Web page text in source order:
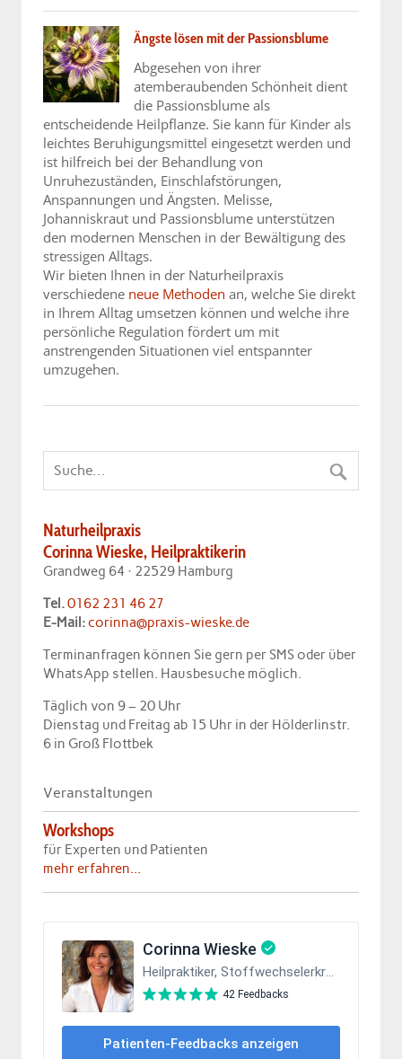
Ängste lösen mit der Passionsblume
Abgesehen von ihrer
atemberaubenden Schönheit dient
die Passionsblume als
entscheidende Heilpflanze. Sie kann für Kinder als
leichtes Beruhigungsmittel eingesetzt werden und
ist hilfreich bei der Behandlung von
Unruhezuständen, Einschlafstörungen,
Anspannungen und Ängsten. Melisse,
Johanniskraut und Passionsblume unterstützen
den modernen Menschen in der Bewältigung des
stressigen Alltags.
Wir bieten Ihnen in der Naturheilpraxis
verschiedene neue Methoden an, welche Sie direkt
in Ihrem Alltag umsetzen können und welche ihre
persönliche Regulation fördert um mit
anstrengenden Situationen viel entspannter
umzugehen.
Naturheilpraxis
Corinna Wieske, Heilpraktikerin
Grandweg 64 · 22529 Hamburg
Tel.0162 231 46 27
E-Mail:corinna@praxis-wieske.de
Terminanfragen können Sie gern per SMS oder über
WhatsApp stellen. Hausbesuche möglich.
Täglich von 9 – 20 Uhr
Dienstag und Freitag ab 15 Uhr in der Hölderlinstr.
6 in Groß Flottbek
Veranstaltungen
Workshops
für Experten und Patienten
mehr erfahren...